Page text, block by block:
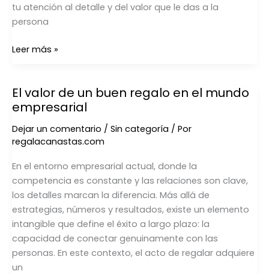
tu atención al detalle y del valor que le das a la
persona
Leer más »
El valor de un buen regalo en el mundo
empresarial
Dejar un comentario / Sin categoría / Por
regalacanastas.com
En el entorno empresarial actual, donde la
competencia es constante y las relaciones son clave,
los detalles marcan la diferencia. Más allá de
estrategias, números y resultados, existe un elemento
intangible que define el éxito a largo plazo: la
capacidad de conectar genuinamente con las
personas. En este contexto, el acto de regalar adquiere
un
El
valor
un
buen
regalo
en
el
mundo
empresarial